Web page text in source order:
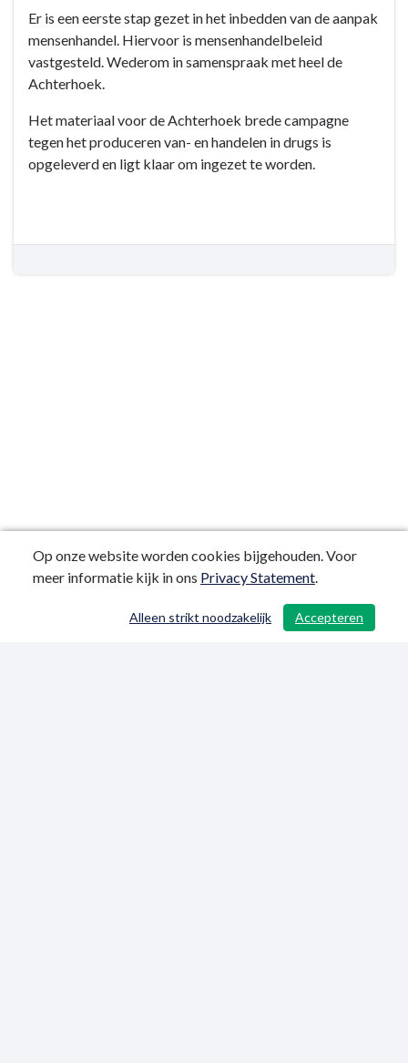
dienstverlenende
Doelen
acties
-4.2
Er is een eerste stap gezet in het inbedden van de aanpak
mensenhandel. Hiervoor is mensenhandelbeleid
vastgesteld. Wederom in samenspraak met heel de
Achterhoek.
Het materiaal voor de Achterhoek brede campagne
tegen het produceren van- en handelen in drugs is
opgeleverd en ligt klaar om ingezet te worden.
/ 56
Op onze website worden cookies bijgehouden. Voor
meer informatie kijk in ons Privacy Statement.
Accepteren
Alleen strikt noodzakelijk